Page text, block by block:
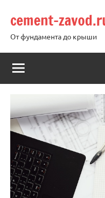
содержимому
cement-
От фундамента до крыши